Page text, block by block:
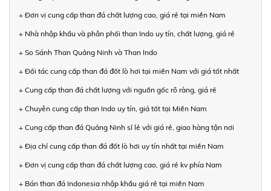
+ Đơn vị cung cấp than đá chất lượng cao, giá rẻ tại miền Nam
+ Nhà nhập khẩu và phân phối than Indo uy tín, chất lượng, giá rẻ
+ So Sánh Than Quảng Ninh và Than Indo
+ Đối tác cung cấp than đá đốt lò hơi tại miền Nam với giá tốt nhất
+ Cung cấp than đá chất lượng với nguồn gốc rõ ràng, giá rẻ
+ Chuyên cung cấp than Indo uy tín, giá tốt tại Miền Nam
+ Cung cấp than đá Quảng Ninh sỉ lẻ với giá rẻ, giao hàng tận nơi
+ Địa chỉ cung cấp than đá đốt lò hơi uy tín nhất tại miền Nam
+ Đơn vị cung cấp than đá chất lượng cao, giá rẻ kv phía Nam
+ Bán than đá Indonesia nhập khẩu giá rẻ tại miền Nam